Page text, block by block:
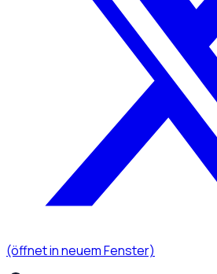
(öffnet in neuem Fenster)